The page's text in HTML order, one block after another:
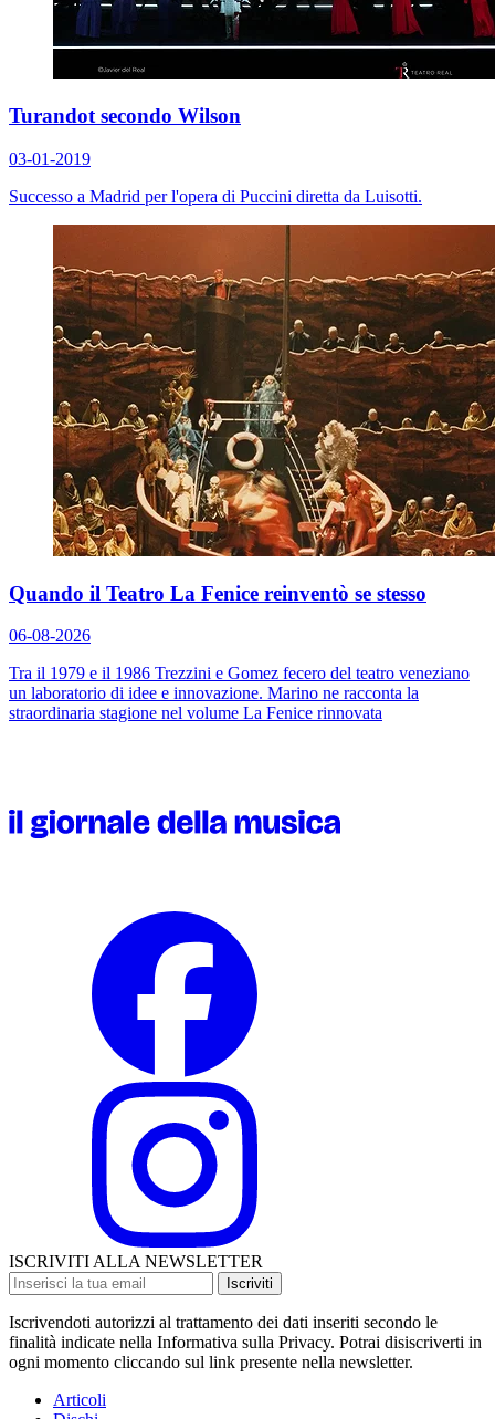
Turandot secondo Wilson
03-01-2019
Successo a Madrid per l'opera di Puccini diretta da Luisotti.
Quando il Teatro La Fenice reinventò se stesso
06-08-2026
Tra il 1979 e il 1986 Trezzini e Gomez fecero del teatro veneziano
un laboratorio di idee e innovazione. Marino ne racconta la
straordinaria stagione nel volume La Fenice rinnovata
ISCRIVITI ALLA NEWSLETTER
Iscriviti
Iscrivendoti autorizzi al trattamento dei dati inseriti secondo le
finalità indicate nella Informativa sulla Privacy. Potrai disiscriverti in
ogni momento cliccando sul link presente nella newsletter.
Articoli